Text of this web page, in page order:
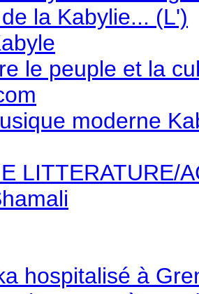
la Kabylie... (L')
le peuple et la
moderne
LITTERATURE/
hospitalisé à